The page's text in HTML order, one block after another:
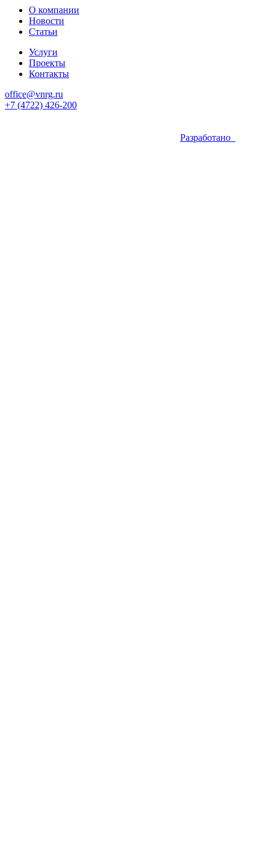
О компании
Новости
Статьи
Услуги
Проекты
Контакты
office@vnrg.ru
+7 (4722) 426-200
Разработано